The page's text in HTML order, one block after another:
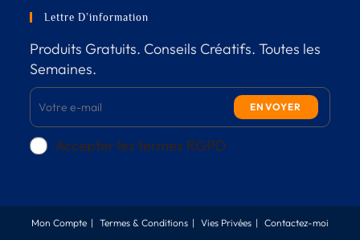
Lettre D’information
Produits Gratuits. Conseils Créatifs. Toutes les
Semaines.
ENVOYER
Accepter les termes RGPD
Mon Compte Termes & Conditions Vies Privées Contactez-moi